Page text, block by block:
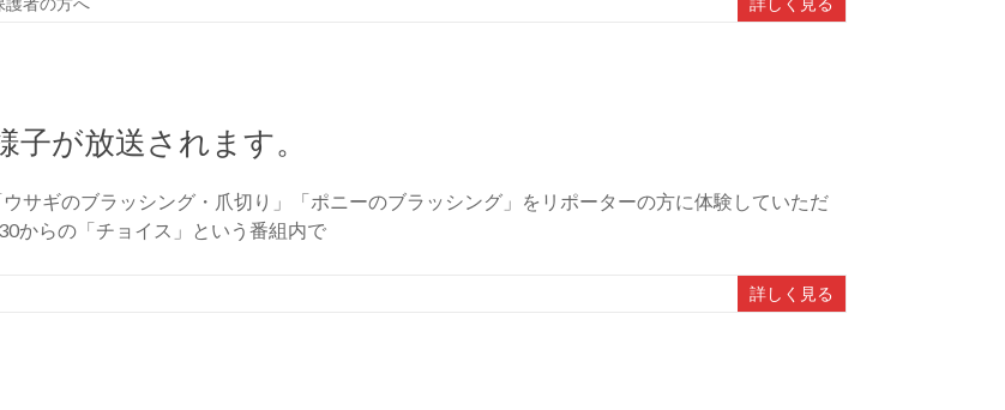
子が放送されます。
サギのブラッシング・爪切り」「ポニーのブラッシング」をリポーターの方に体験していただ
からの「チョイス」という番組内で
詳しく見る